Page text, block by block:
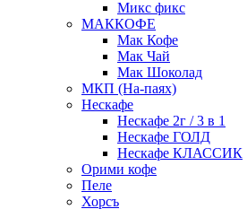
Микс фикс
МАККОФЕ
Мак Кофе
Мак Чай
Мак Шоколад
МКП (На-паях)
Нескафе
Нескафе 2г / 3 в 1
Нескафе ГОЛД
Нескафе КЛАССИК
Орими кофе
Пеле
Хорсъ